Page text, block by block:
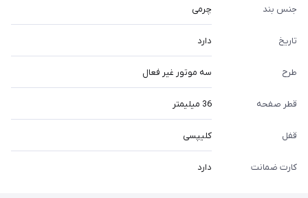
جنس بند چرمی
تاریخ دارد
طرح سه موتور غیر فعال
قطر صفحه 36 میلیمتر
قفل کلیپسی
کارت ضمانت دارد